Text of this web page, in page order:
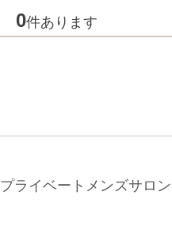
0件あります
プライベートメンズサロ